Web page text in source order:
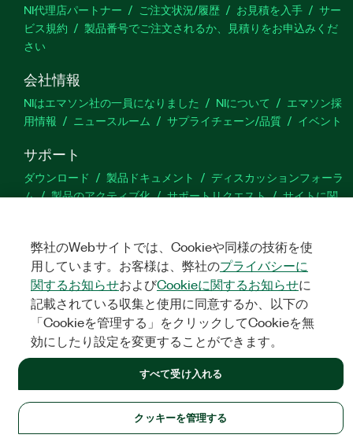
NI代理店パートナー ご注文状況/履歴 お見積を入手
サー
ビス規約
製品番号でご注文されるか、見積りをお申込みくだ
さい
会社情報
NIはエマソン社の一員になりました NIについて
エマソン採
用情報
ニュースルーム サプライチェーン/品質 イベント
サポート
ダウンロード 製品ドキュメント
ディスカッションフォーラ
ム
製品のアクティブ化 サポートリクエスト
サイトに関
TwitterYouTube
法令関連情報|IMPRINT|プライバシー|クッキーを管理する
NATIONAL INSTRUMENTS CORP. ALL RIGHTS RESERVED.
弊社のWebサイトでは、Cookieや同様の技術を使
用しています。お客様は、弊社のプライバシーに
関するお知らせおよびCookieに関するお知らせに
記載されている収集と使用に同意するか、以下の
「Cookieを管理する」をクリックしてCookieを無
効にしたり設定を変更することができます。
クッキーを管理する
すべて受け入れる